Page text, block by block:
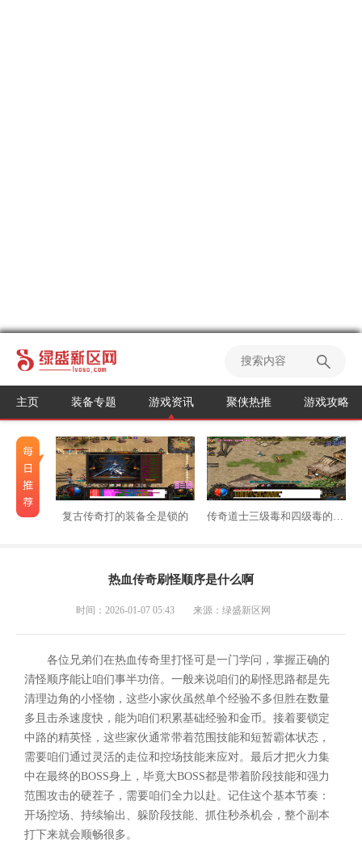
主页 装备专题 游戏资讯 聚侠热推 游戏攻略
复古传奇打的装备全是锁的 传奇道士三级毒和四级毒的区别
热血传奇刷怪顺序是什么啊
时间：2026-01-07 05:43 来源：绿盛新区网
各位兄弟们在热血传奇里打怪可是一门学问，掌握正确的
清怪顺序能让咱们事半功倍。一般来说咱们的刷怪思路都是先
清理边角的小怪物，这些小家伙虽然单个经验不多但胜在数量
多且击杀速度快，能为咱们积累基础经验和金币。接着要锁定
中路的精英怪，这些家伙通常带着范围技能和短暂霸体状态，
需要咱们通过灵活的走位和控场技能来应对。最后才把火力集
中在最终的BOSS身上，毕竟大BOSS都是带着阶段技能和强力
范围攻击的硬茬子，需要咱们全力以赴。记住这个基本节奏：
开场控场、持续输出、躲阶段技能、抓住秒杀机会，整个副本
打下来就会顺畅很多。